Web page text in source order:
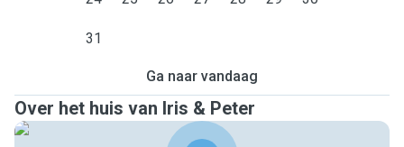
31
Ga naar vandaag
Over het huis van Iris & Peter